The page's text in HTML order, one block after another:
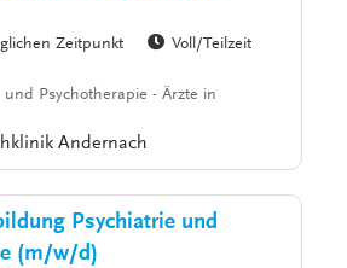
Zeitpunkt
Voll/Teilzeit
und Psychotherapie - Ärzte in
Andernach
Psychiatrie und
(m/w/d)